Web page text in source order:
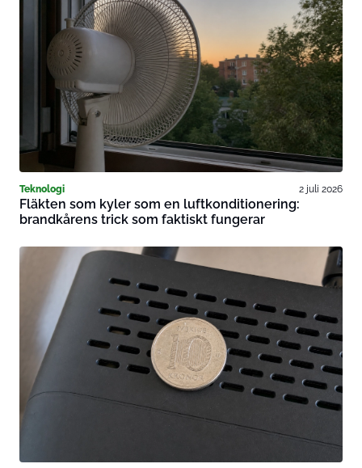
Teknologi 2 juli 2026
Fläkten som kyler som en luftkonditionering:
brandkårens trick som faktiskt fungerar